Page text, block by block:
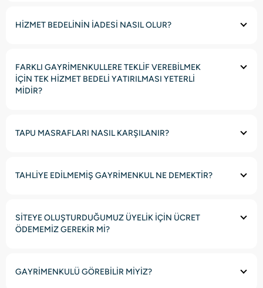
HİZMET BEDELİNİN İADESİ NASIL OLUR?
FARKLI GAYRİMENKULLERE TEKLİF VEREBİLMEK
İÇİN TEK HİZMET BEDELİ YATIRILMASI YETERLİ
MİDİR?
TAPU MASRAFLARI NASIL KARŞILANIR?
TAHLİYE EDİLMEMİŞ GAYRİMENKUL NE DEMEKTİR?
SİTEYE OLUŞTURDUĞUMUZ ÜYELİK İÇİN ÜCRET
ÖDEMEMİZ GEREKİR Mİ?
GAYRİMENKULÜ GÖREBİLİR MİYİZ?